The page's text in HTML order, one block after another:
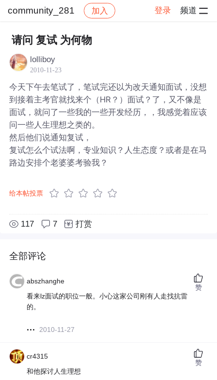
community_281 加入 登录 频道
社区 community_281
请问 复试 为何物
lolliboy
2010-11-23
今天下午去笔试了，笔试完还以为改天通知面试，没想
到接着主考官就找来个（HR？）面试？了，又不像是
面试，就问了一些我的一些开发经历，，我感觉着应该
问一些人生理想之类的。
然后他们说通知复试，
复试怎么个试法啊，专业知识？人生态度？或者是在马
路边安排个老婆婆考验我？
给本帖投票
117 7 打赏
全部评论
abszhanghe
看来lz面试的职位一般。小心这家公司刚有人走找抗雷
的。
2010-11-27
赞
cr4315
和他探讨人生理想
赞